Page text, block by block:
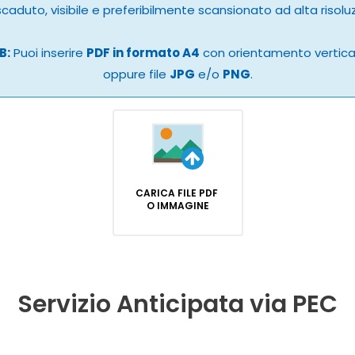
visibile e preferibilmente scansionato ad alta
Puoi inserire PDF in formato A4 con orientamento
oppure file JPG e/o PNG.
CARICA FILE PDF
O IMMAGINE
Servizio Anticipata via PEC